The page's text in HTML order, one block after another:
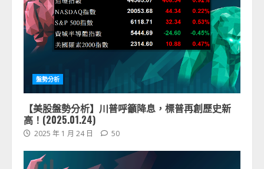
盤勢分析
【美股盤勢分析】川普呼籲降息，標普再創歷史新
高！(2025.01.24)
2025 年 1 月 24 日 50